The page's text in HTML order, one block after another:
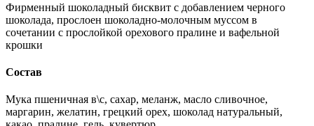
Фирменный шоколадный бисквит с добавлением черного
шоколада, прослоен шоколадно-молочным муссом в
сочетании с прослойкой орехового пралине и вафельной
крошки
Состав
Мука пшеничная в\с, сахар, меланж, масло сливочное,
маргарин, желатин, грецкий орех, шоколад натуральный,